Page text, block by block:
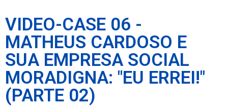
VIDEO-CASE 06 -
MATHEUS CARDOSO E
SUA EMPRESA SOCIAL
MORADIGNA: "EU ERREI!"
(PARTE 02)